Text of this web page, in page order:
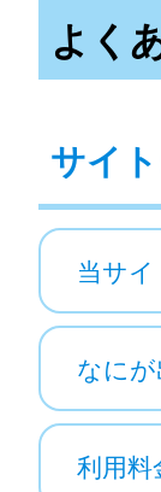
よく
サイ
当サ
なに
利用